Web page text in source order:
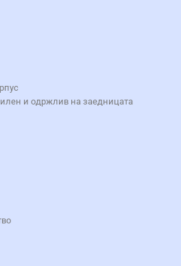
и одржлив на заедницата